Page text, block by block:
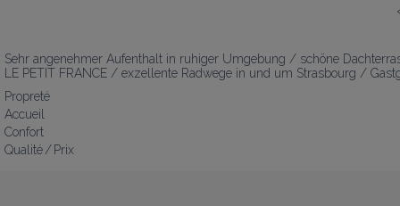
Sehr angenehmer Aufenthalt in ruhiger Umgebung / schöne
LE PETIT FRANCE / exzellente Radwege in und um Strasbourg /
Propreté
Accueil
Confort
Qualité / Prix